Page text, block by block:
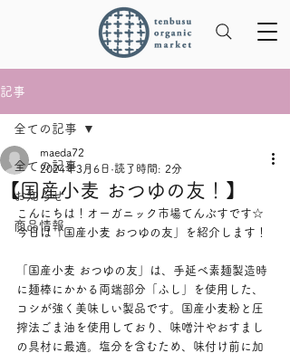
記事
全ての記事
お知らせ
商品情報
全ての記事
【国産小麦 おつゆの友！】
maeda72
2024年3月6日 読了時間: 2分
こんにちは！オーガニック市場てんぶすです☆
今日は「国産小麦 おつゆの友」を紹介します！
「国産小麦 おつゆの友」は、手延べ素麺製造時
に麺棒にかかる両端部分「ふし」を使用した、
コシが強く美味しい製品です。国産小麦粉と圧
搾法ごま油を使用しており、味噌汁やおすまし
の具材に最適。塩分を含むため、味付け前に加